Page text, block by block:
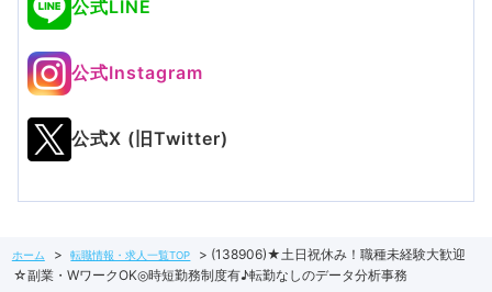
公式LINE
公式Instagram
公式X (旧Twitter)
ホーム 転職情報・求人一覧TOP
(138906)★土日祝休み！職種未経験大歓迎
☆副業・WワークOK◎時短勤務制度有♪転勤なしのデータ分析事務